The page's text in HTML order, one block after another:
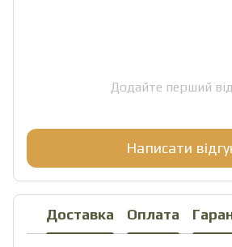
Додайте перший
Написати
Доставка Оплата